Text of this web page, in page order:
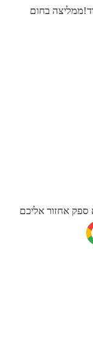
בחום
ספק אחזור אליכם